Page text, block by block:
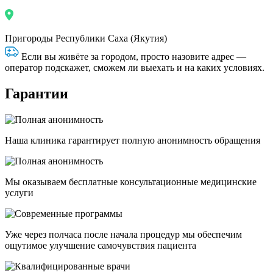
Пригороды Республики Саха (Якутия)
Если вы живёте за городом, просто назовите адрес —
оператор подскажет, сможем ли выехать и на каких условиях.
Гарантии
Наша клиника гарантирует полную анонимность обращения
Мы оказываем бесплатные консультационные медицинские
услуги
Уже через полчаса после начала процедур мы обеспечим
ощутимое улучшение самочувствия пациента